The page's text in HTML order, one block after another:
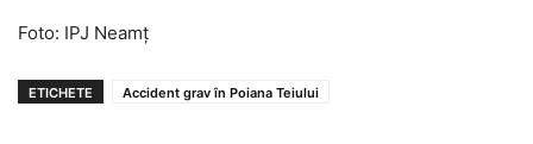
Foto: IPJ Neamț
ETICHETE Accident grav în Poiana Teiului